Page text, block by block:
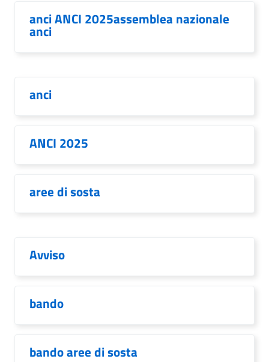
anci ANCI 2025assemblea nazionale
anci
anci
ANCI 2025
aree di sosta
Avviso
bando
bando aree di sosta